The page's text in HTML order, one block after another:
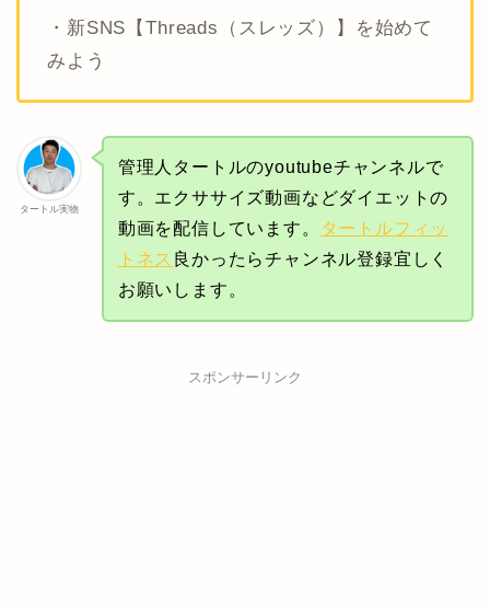
・新SNS【Threads（スレッズ）】を始めて
みよう
タートル実物
管理人タートルのyoutubeチャンネルで
す。エクササイズ動画などダイエットの
動画を配信しています。
タートルフィッ
トネス 良かったらチャンネル登録宜しく
お願いします。
スポンサーリンク